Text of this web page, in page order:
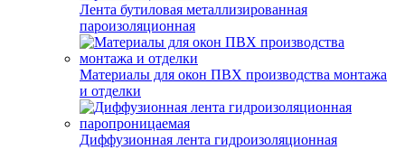
Лента бутиловая металлизированная
пароизоляционная
Материалы для окон ПВХ производства монтажа
и отделки
Диффузионная лента гидроизоляционная